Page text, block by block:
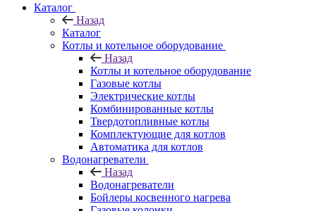
Каталог
Назад
Каталог
Котлы и котельное оборудование
Назад
Котлы и котельное оборудование
Газовые котлы
Электрические котлы
Комбинированные котлы
Твердотопливные котлы
Комплектующие для котлов
Автоматика для котлов
Водонагреватели
Назад
Водонагреватели
Бойлеры косвенного нагрева